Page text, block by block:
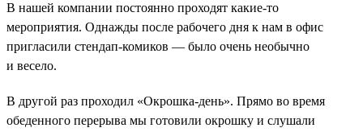
В нашей компании постоянно проходят какие-то
мероприятия. Однажды после рабочего дня к нам в офис
пригласили стендап-комиков — было очень необычно
и весело.
В другой раз проходил «Окрошка-день». Прямо во время
обеденного перерыва мы готовили окрошку и слушали